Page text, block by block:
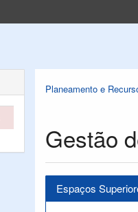
Planeamento e
Gestão
Espaços